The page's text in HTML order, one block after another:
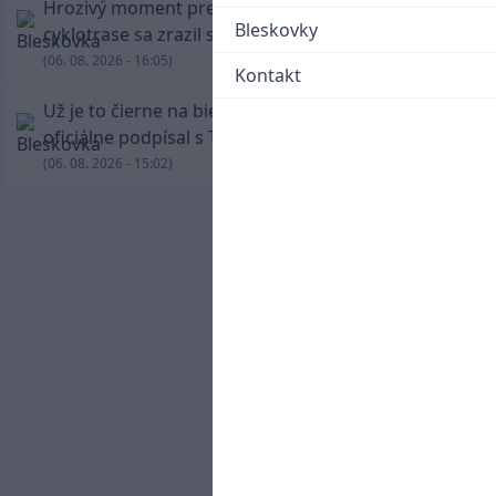
Bleskovky
Kontakt
Hrozivý moment pre Zdena Cháru! Na
cyklotrase sa zrazil s bežcom
(06. 08. 2026 - 16:05)
Už je to čierne na bielom: Mohamed Salah
oficiálne podpísal s Trabzonsporom
(06. 08. 2026 - 15:02)